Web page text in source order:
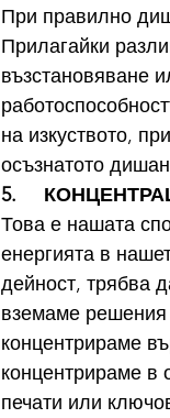
При правилно
Прилагайки
възстановяване
на изкуството,
осъзнатото
5.
Това е нашата
енергията в
дейност, трябва
вземаме решения
концентрираме
концентрираме в
печати или